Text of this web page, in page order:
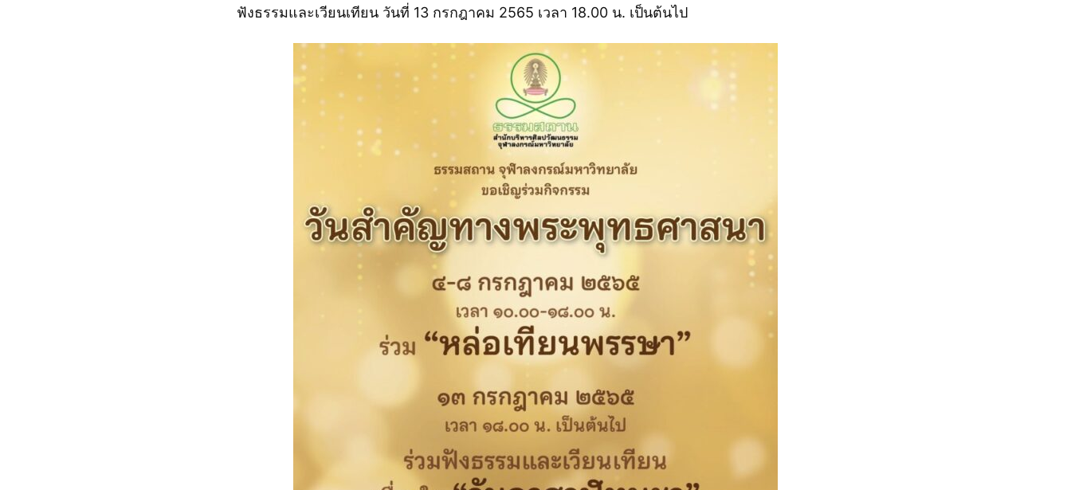
ฟังธรรมและเวียนเทียน วันที่ 13 กรกฎาคม 2565 เวลา 18.00 น. เป็นต้นไป